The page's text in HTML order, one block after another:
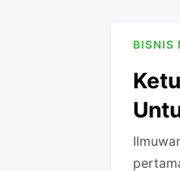
BISNIS